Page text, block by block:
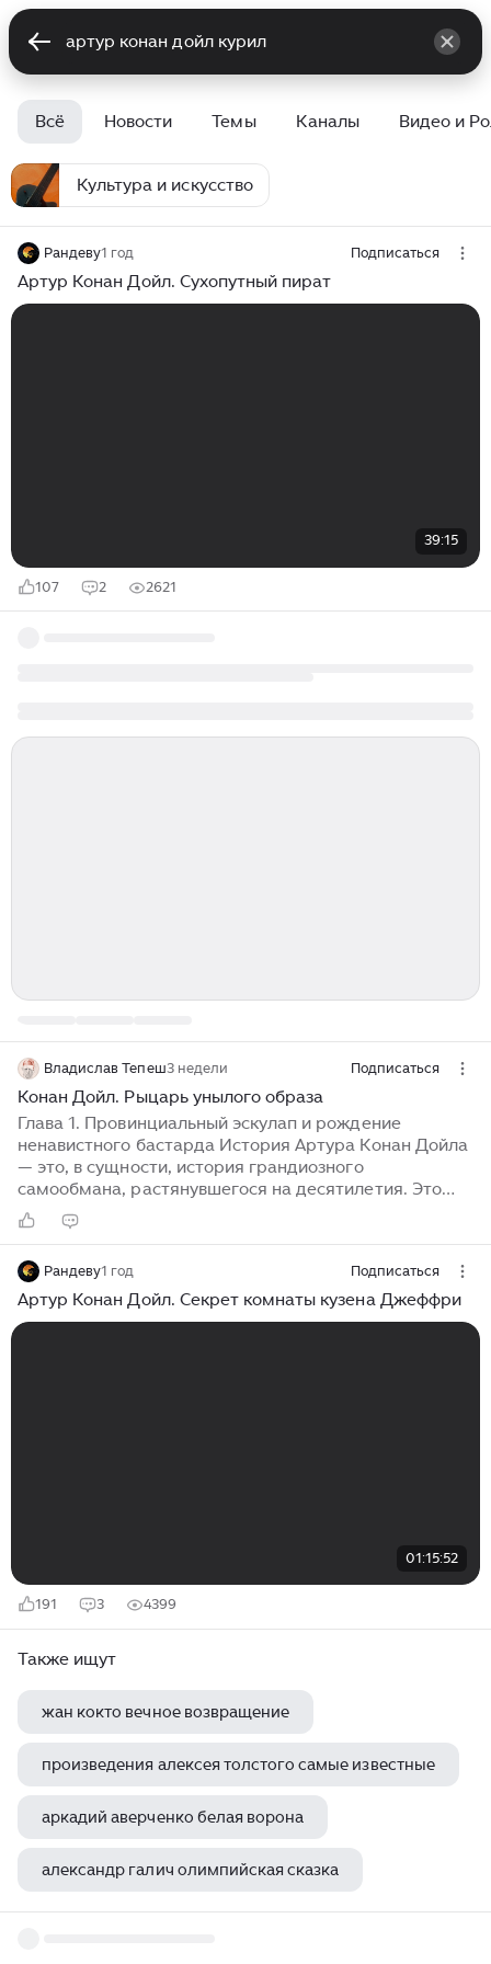
Всё Новости Темы Каналы Видео и
Культура и искусство
Рандеву1 год Подписаться
Артур Конан Дойл. Сухопутный пират
39:15
107 2 2621
Владислав Тепеш3 недели Подписаться
Конан Дойл. Рыцарь унылого образа
Глава 1. Провинциальный эскулап и рождение
ненавистного бастарда История Артура Конан Дойла
— это, в сущности, история грандиозного
самообмана, растянувшегося на десятилетия. Это
трагедия человека, который всю жизнь пытался
продать миру тяжеловесное, пыльное барахло своих
циничной ухмылкой, покупал у него лишь дешевую
лупу и клетчатую кепку. Мы начинаем наше
анатомическое вскрытие этого тучного,
Рандеву1 год Подписаться
Артур Конан Дойл. Секрет комнаты кузена Джеффри
01:15:52
191 3 4399
Также ищут
жан кокто вечное возвращение
произведения алексея толстого самые известные
аркадий аверченко белая ворона
александр галич олимпийская сказка